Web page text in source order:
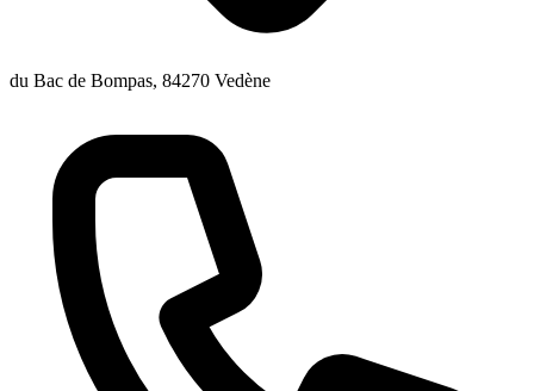
du Bac de Bompas, 84270 Vedène